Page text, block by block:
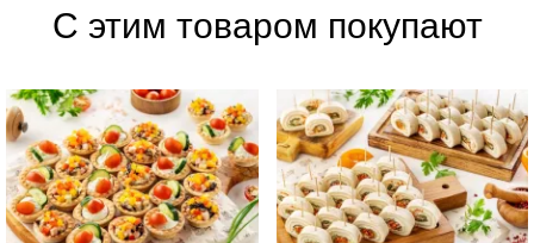
С этим товаром покупают